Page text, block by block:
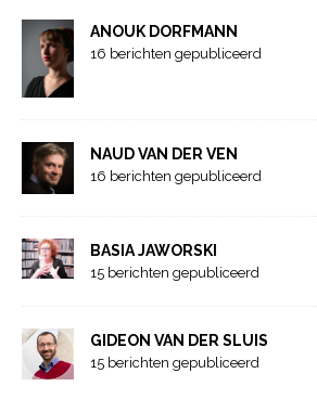
ANOUK DORFMANN
16 berichten gepubliceerd
NAUD VAN DER VEN
16 berichten gepubliceerd
BASIA JAWORSKI
15 berichten gepubliceerd
GIDEON VAN DER SLUIS
15 berichten gepubliceerd